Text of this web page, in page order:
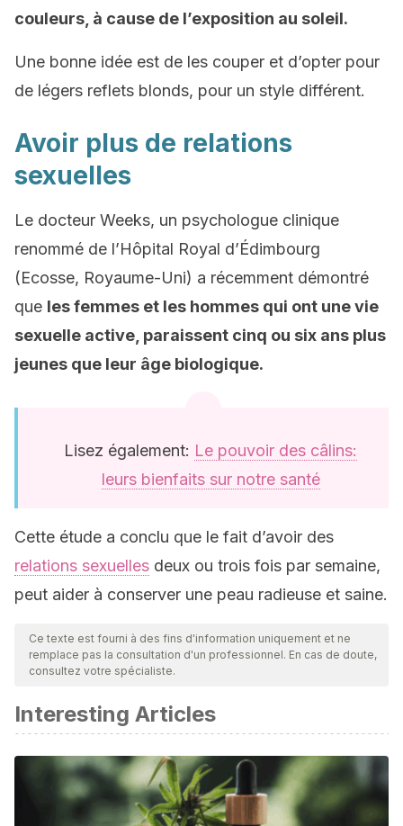
couleurs, à cause de l’exposition au soleil.
Une bonne idée est de les couper et d’opter pour
de légers reflets blonds, pour un style différent.
Avoir plus de relations
sexuelles
Le docteur Weeks, un psychologue clinique
renommé de l’Hôpital Royal d’Édimbourg
(Ecosse, Royaume-Uni) a récemment démontré
que les femmes et les hommes qui ont une vie
sexuelle active, paraissent cinq ou six ans plus
jeunes que leur âge biologique.
Lisez également: Le pouvoir des câlins:
leurs bienfaits sur notre santé
Cette étude a conclu que le fait d’avoir des
relations sexuelles deux ou trois fois par semaine,
peut aider à conserver une peau radieuse et saine.
Ce texte est fourni à des fins d'information uniquement et ne
remplace pas la consultation d'un professionnel. En cas de doute,
consultez votre spécialiste.
Interesting Articles